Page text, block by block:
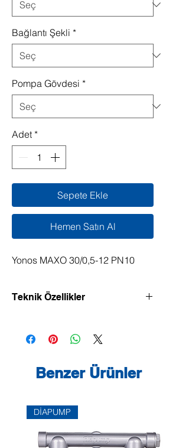
Bağlantı Şekli *
Pompa Gövdesi *
Adet *
Sepete Ekle
Hemen Satın Al
Yonos MAXO 30/0,5-12 PN10
Teknik Özellikler
elektronik ayarlı,
ECM teknolojisine uygun senkron
motor ve kademesiz basınç farkı
regülasyonu. Tüm ısıtma,
havalandırma ve klima
uygulamalarında kullanılabilir.
Aşağıdaki özellikler standart
Benzer Ürünler
DİAPUMP